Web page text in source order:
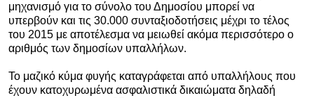
μηχανισμό για το σύνολο του Δημοσίου μπορεί να
υπερβούν και τις 30.000 συνταξιοδοτήσεις μέχρι το τέλος
του 2015 με αποτέλεσμα να μειωθεί ακόμα περισσότερο ο
αριθμός των δημοσίων υπαλλήλων.
Το μαζικό κύμα φυγής καταγράφεται από υπαλλήλους που
έχουν κατοχυρωμένα ασφαλιστικά δικαιώματα δηλαδή